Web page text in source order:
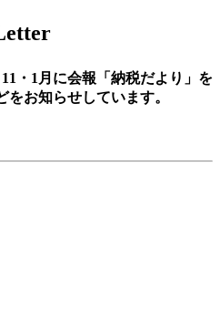
・1月に会報「納税だより」を
お知らせしています。